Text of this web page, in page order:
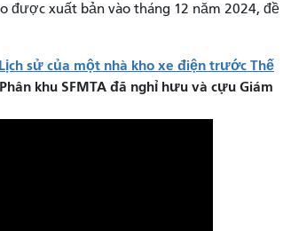
được xuất bản vào tháng 12 năm 2024, đề
sử của một nhà kho xe điện trước Thế
khu SFMTA đã nghỉ hưu và cựu Giám